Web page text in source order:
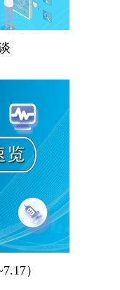
）